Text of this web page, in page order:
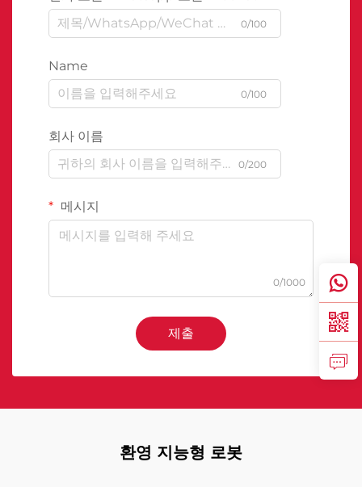
0/100
Name
0/100
회사 이름
0/200
메시지
0/1000
제출
환영 지능형 로봇